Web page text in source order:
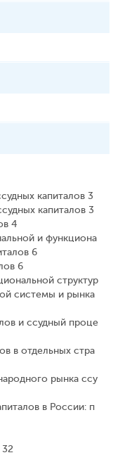
капиталов 3
капиталов 3
4
и функциона
6
6
структур
системы и рынка
и ссудный проце
в отдельных стра
рынка ссу
в России: п
32